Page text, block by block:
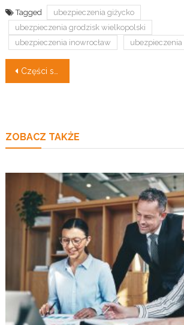
Tagged
ubezpieczenia giżycko
ubezpieczenia grodzisk wielkopolski
ubezpieczenia inowrocław
Nawigacja
Części samochodowe – jak wybrać najlepsze?
ZOBACZ TAKŻE